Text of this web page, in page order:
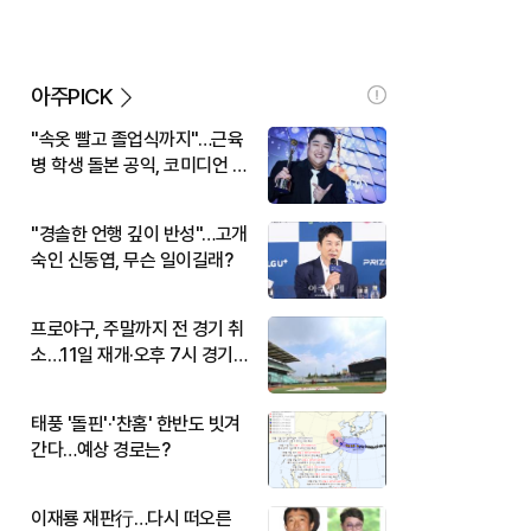
아주PICK
"속옷 빨고 졸업식까지"…근육
병 학생 돌본 공익, 코미디언 김
"경솔한 언행 깊이 반성"…고개
숙인 신동엽, 무슨 일이길래?
프로야구, 주말까지 전 경기 취
소…11일 재개·오후 7시 경기
태풍 '돌핀'·'찬홈' 한반도 빗겨
간다…예상 경로는?
이재룡 재판行…다시 떠오른